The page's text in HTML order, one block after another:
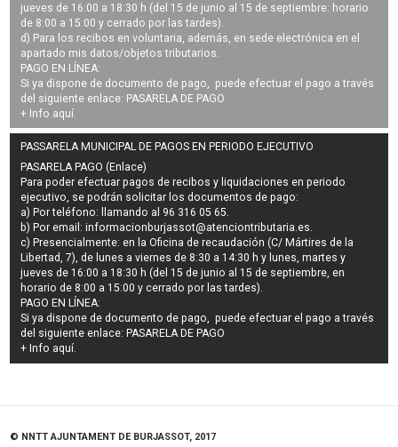
jueves de 16:00 a 18:30 h (del 15 de junio al 15 de septiembre: horario
de 8:00 a 15:00 y cerrado por las tardes).
d) Para los recibos en voluntaria, además, en sede electrónica en el
apartado mis datos/objetos tributarios.
PAGO EN LÍNEA:
Si ya dispone de documento de pago, puede efectuar el pago a través
del siguiente enlace: PASARELA DE PAGO
+ Info aquí.
PASSARELA MUNICIPAL DE PAGOS EN PERIODO EJECUTIVO
PASARELA PAGO (Enlace)
Para poder efectuar pagos derecibos y liquidaciones en periodo
ejecutivo, se podrán solicitar los documentos de pago:
a) Por teléfono: llamando al 96 316 05 65.
b) Por email:informacionburjassot@atenciontributaria.es.
c) Presencialmente: en la Oficina de recaudación (C/ Mártires de la
Libertad, 7), de lunes a viernes de 8:30 a 14:30 h y lunes, martes y
jueves de 16:00 a 18:30 h (del 15 de junio al 15 de septiembre, en
horario de 8:00 a 15:00 y cerrado por las tardes).
PAGO EN LÍNEA:
Si ya dispone de documento de pago, puede efectuar el pago a través
del siguiente enlace: PASARELA DE PAGO
+ Info aquí.
© NNTT AJUNTAMENT DE BURJASSOT, 2017